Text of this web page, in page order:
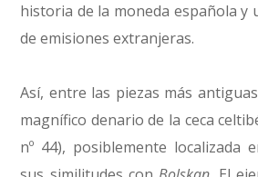
historia de la moneda española y
de emisiones extranjeras.
Así, entre las piezas más
magnífico denario de la ceca
nº 44), posiblemente localizada